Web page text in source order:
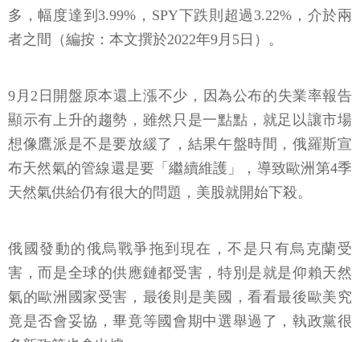
多，幅度達到3.99%，SPY下跌則超過3.22%，介於兩
者之間（編按：本文撰於2022年9月5日）。
9月2日開盤原本還上漲不少，因為公布的失業率報告
顯示有上升的趨勢，雖然只是一點點，就足以讓市場
想像鷹派是不是要放緩了，結果午盤時間，俄羅斯宣
布天然氣的管線還是要「繼續維護」，導致歐洲第4季
天然氣供給仍有很大的問題，美股就開始下殺。
俄國發動的俄烏戰爭拖到現在，不是只有烏克蘭受
害，而是全球的供應鏈都受害，特別是就是仰賴天然
氣的歐洲國家受害，最後則是美國，看看最後歐美究
竟是否會妥協，畢竟等國會期中選舉過了，執政黨很